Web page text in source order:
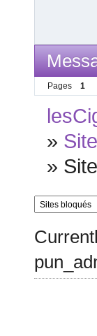
Pages 1
»
»